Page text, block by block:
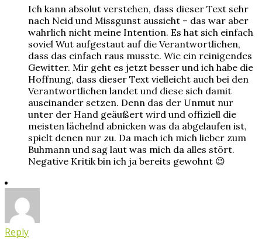
Ich kann absolut verstehen, dass dieser Text sehr
nach Neid und Missgunst aussieht – das war aber
wahrlich nicht meine Intention. Es hat sich einfach
soviel Wut aufgestaut auf die Verantwortlichen,
dass das einfach raus musste. Wie ein reinigendes
Gewitter. Mir geht es jetzt besser und ich habe die
Hoffnung, dass dieser Text vielleicht auch bei den
Verantwortlichen landet und diese sich damit
auseinander setzen. Denn das der Unmut nur
unter der Hand geäußert wird und offiziell die
meisten lächelnd abnicken was da abgelaufen ist,
spielt denen nur zu. Da mach ich mich lieber zum
Buhmann und sag laut was mich da alles stört.
Negative Kritik bin ich ja bereits gewohnt 😉
Reply